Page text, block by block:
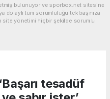
etmiş bulunuyor ve sporbox.net sitesine
dolaylı tüm sorumluluğu tek başınıza
site yönetimi hiçbir şekilde sorumlu
tesadüf